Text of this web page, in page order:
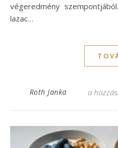
végeredmény
lazac…
Roth Janka Gravlax
a